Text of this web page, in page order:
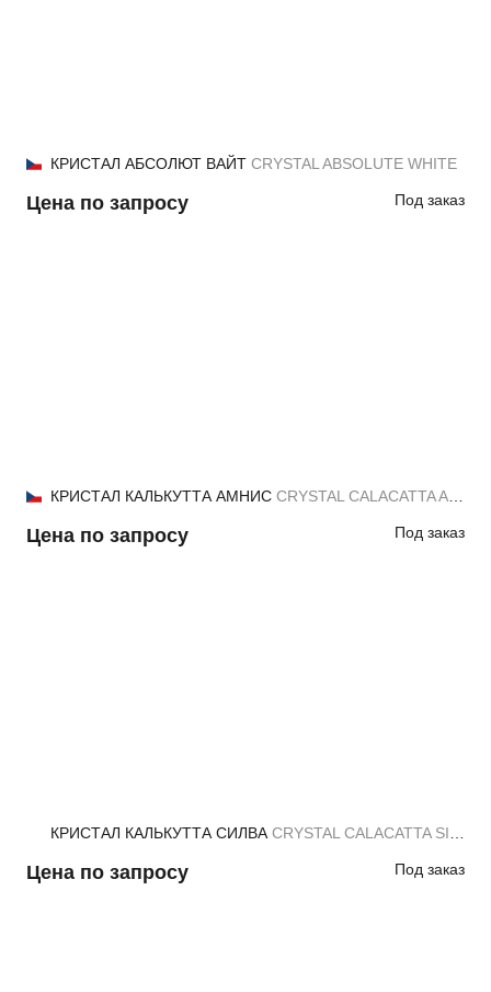
КРИСТАЛ АБСОЛЮТ ВАЙТ CRYSTAL ABSOLUTE WHITE
Цена по запросу Под заказ
КРИСТАЛ КАЛЬКУТТА АМНИС CRYSTAL CALACATTA AMNIS
Цена по запросу Под заказ
КРИСТАЛ КАЛЬКУТТА СИЛВА CRYSTAL CALACATTA SILVA
Цена по запросу Под заказ